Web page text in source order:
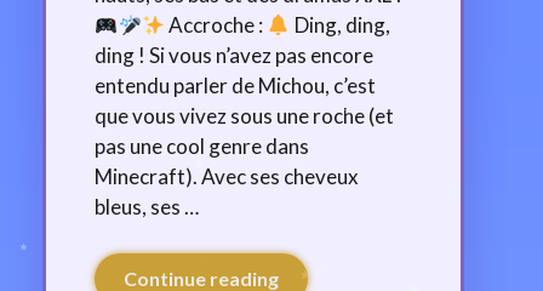
Accroche :
Ding, ding,
ding ! Si vous n’avez pas encore
entendu parler de Michou, c’est
que vous vivez sous une roche (et
pas une cool genre dans
Minecraft). Avec ses cheveux
bleus, ses …
Continue reading